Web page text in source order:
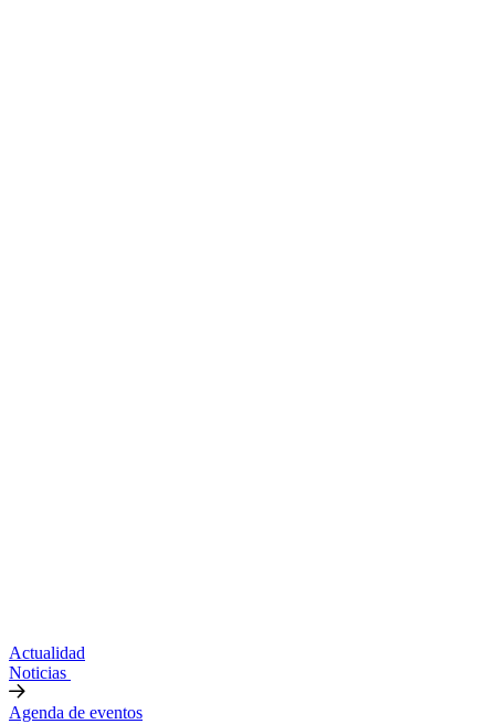
Actualidad
Noticias
Agenda de eventos